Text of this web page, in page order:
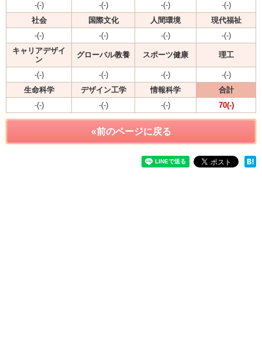
-(-)
-(-) -(-)
-(-)
社会
国際文化 人間環境
現代福祉
-(-)
-(-) -(-)
-(-)
キャリアデザイ
ン
グローバル教養 スポーツ健康 理工
-(-) -(-) -(-)
-(-)
生命科学
デザイン工学 情報科学
合計
-(-)
-(-) -(-) 70(-)
«前のページに戻る